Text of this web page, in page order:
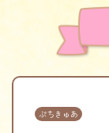
ぷちきゅあ